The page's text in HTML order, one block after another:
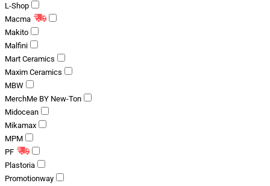
L-Shop
Macma
Makito
Malfini
Mart Ceramics
Maxim Ceramics
MBW
MerchMe BY New-Ton
Midocean
Mikamax
MPM
PF
Plastoria
Promotionway